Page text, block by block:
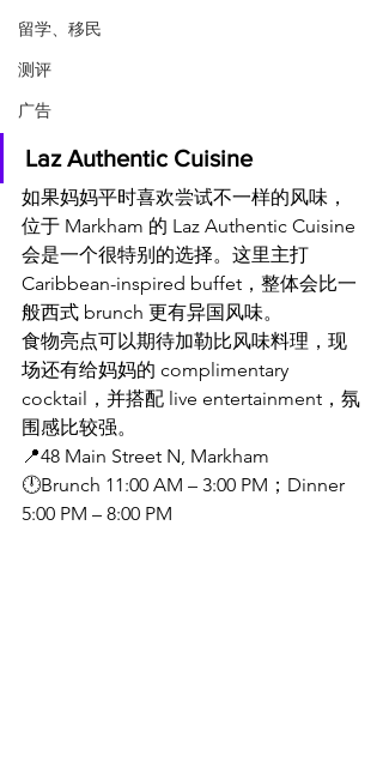
留学、移民
测评
广告
Laz Authentic Cuisine
如果妈妈平时喜欢尝试不一样的风味，
位于 Markham 的 Laz Authentic Cuisine
会是一个很特别的选择。这里主打
Caribbean-inspired buffet，整体会比一
般西式 brunch 更有异国风味。
食物亮点可以期待加勒比风味料理，现
场还有给妈妈的 complimentary
cocktail，并搭配 live entertainment，氛
围感比较强。
📍48 Main Street N, Markham
🕛Brunch 11:00 AM – 3:00 PM；Dinner
5:00 PM – 8:00 PM